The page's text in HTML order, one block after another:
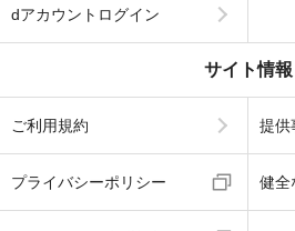
dアカウントログイン
サイト情報
ご利用規約 提供
プライバシーポリシー 健全